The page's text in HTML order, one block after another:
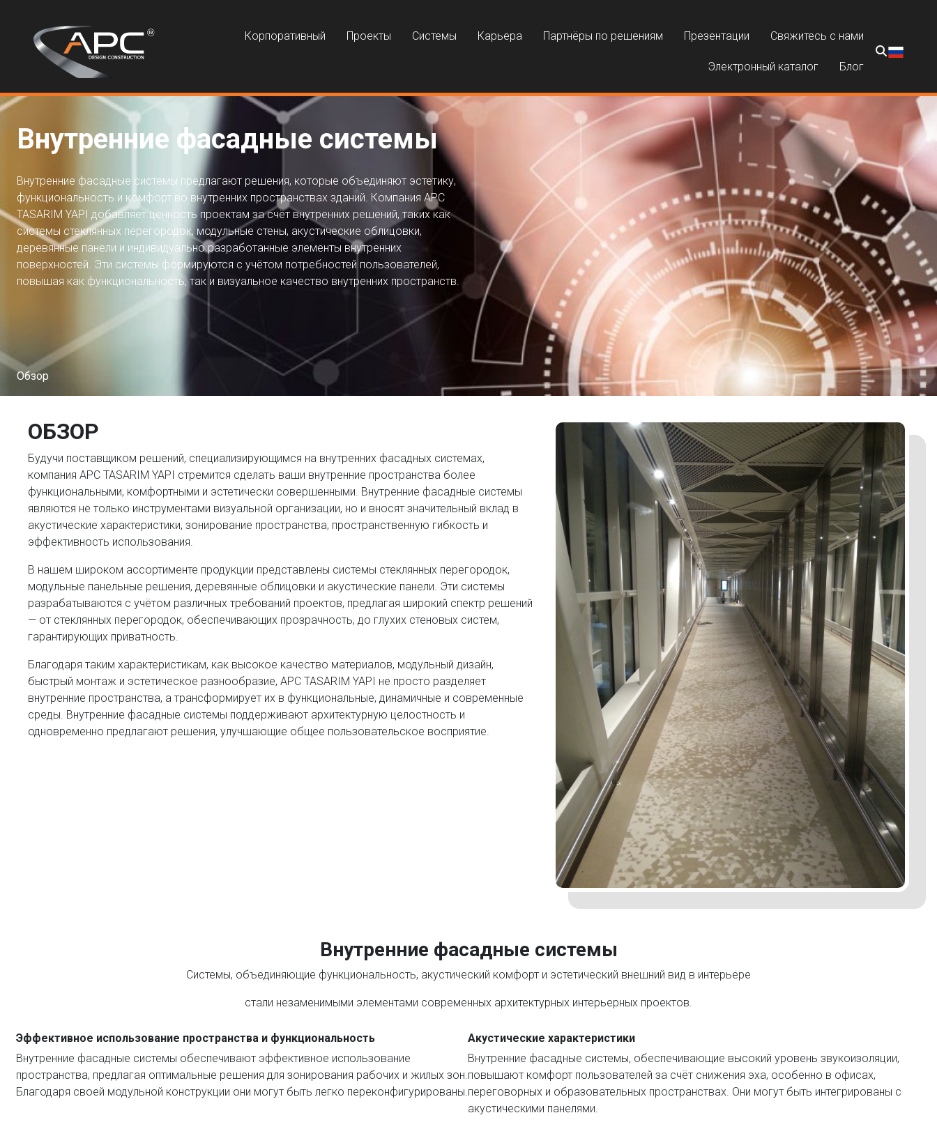
Корпоративный Проекты Системы Карьера Партнёры по решениям Презентации Свяжитесь с нами
Электронный каталог Блог
Внутренние фасадные системы
Внутренние фасадные системы предлагают решения, которые объединяют эстетику,
функциональность и комфорт во внутренних пространствах зданий. Компания APC
TASARIM YAPI добавляет ценность проектам за счёт внутренних решений, таких как
системы стеклянных перегородок, модульные стены, акустические облицовки,
деревянные панели и индивидуально разработанные элементы внутренних
поверхностей. Эти системы формируются с учётом потребностей пользователей,
повышая как функциональность, так и визуальное качество внутренних пространств.
Обзор
ОБЗОР
Будучи поставщиком решений, специализирующимся на внутренних фасадных системах,
компания APC TASARIM YAPI стремится сделать ваши внутренние пространства более
функциональными, комфортными и эстетически совершенными. Внутренние фасадные системы
являются не только инструментами визуальной организации, но и вносят значительный вклад в
акустические характеристики, зонирование пространства, пространственную гибкость и
эффективность использования.
В нашем широком ассортименте продукции представлены системы стеклянных перегородок,
модульные панельные решения, деревянные облицовки и акустические панели. Эти системы
разрабатываются с учётом различных требований проектов, предлагая широкий спектр решений
— от стеклянных перегородок, обеспечивающих прозрачность, до глухих стеновых систем,
гарантирующих приватность.
Благодаря таким характеристикам, как высокое качество материалов, модульный дизайн,
быстрый монтаж и эстетическое разнообразие, APC TASARIM YAPI не просто разделяет
внутренние пространства, а трансформирует их в функциональные, динамичные и современные
среды. Внутренние фасадные системы поддерживают архитектурную целостность и
одновременно предлагают решения, улучшающие общее пользовательское восприятие.
Внутренние фасадные системы
Системы, объединяющие функциональность, акустический комфорт и эстетический внешний вид в интерьере
стали незаменимыми элементами современных архитектурных интерьерных проектов.
Эффективное использование пространства и функциональность
Внутренние фасадные системы обеспечивают эффективное использование
пространства, предлагая оптимальные решения для зонирования рабочих и жилых зон.
Благодаря своей модульной конструкции они могут быть легко переконфигурированы.
Акустические характеристики
Внутренние фасадные системы, обеспечивающие высокий уровень звукоизоляции,
повышают комфорт пользователей за счёт снижения эха, особенно в офисах,
переговорных и образовательных пространствах. Они могут быть интегрированы с
акустическими панелями.